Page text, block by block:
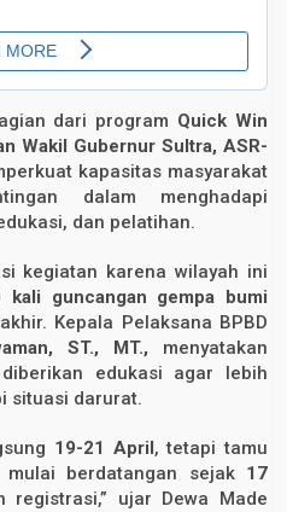
dari program Quick Win
Wakil Gubernur Sultra, ASR-
kapasitas masyarakat
dalam menghadapi
dan pelatihan.
kegiatan karena wilayah ini
kali guncangan gempa bumi
Kepala Pelaksana BPBD
ST., MT., menyatakan
edukasi agar lebih
situasi darurat.
19-21 April , tetapi tamu
berdatangan sejak 17
registrasi,” ujar Dewa Made